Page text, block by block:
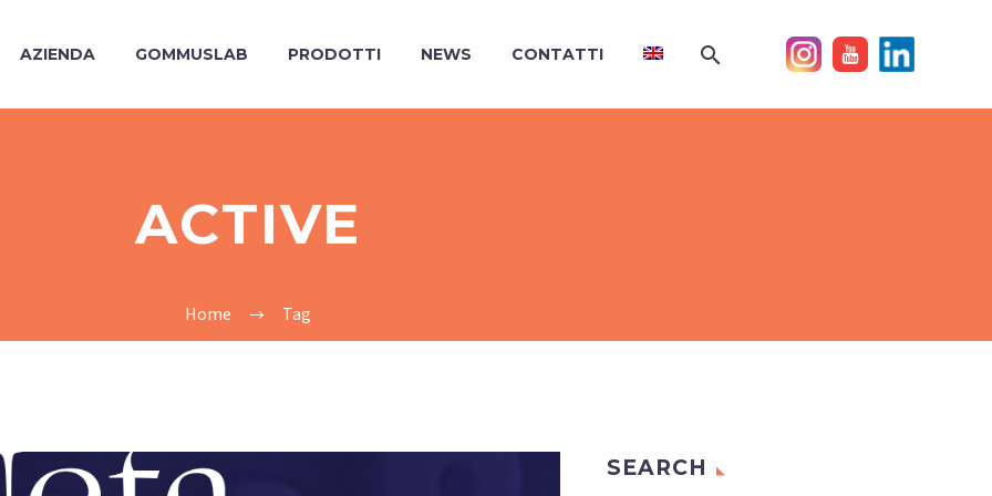
AZIENDA GOMMUSLAB PRODOTTI NEWS CONTATTI
ACTIVE
Home Tag
SEARCH